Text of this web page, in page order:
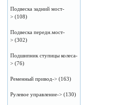
Подвеска задний мост-
> (108)
Подвеска передн.мост-
> (302)
Подшипник ступицы колеса-
> (76)
Ременный привод-> (163)
Рулевое управление-> (130)